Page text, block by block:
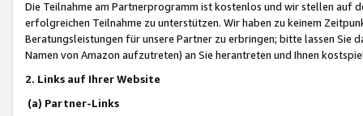
Die Teilnahme am Partnerprogramm ist kostenlos und wir stellen auf
erfolgreichen Teilnahme zu unterstützen. Wir haben zu keinem
Beratungsleistungen für unsere Partner zu erbringen; bitte lassen Sie
Namen von Amazon aufzutreten) an Sie herantreten und Ihnen
2. Links auf Ihrer Website
(a) Partner-Links